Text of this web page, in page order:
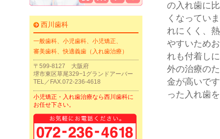
の入れ歯に
くなってい
れにくく、
やすいため
れも付着し
外の治療の
金が高いで
った入れ歯
西川歯科
一般歯科、小児歯科、小児矯正、
審美歯科、快適義歯（入れ歯治療）
〒599-8127 大阪府
堺市東区草尾329−1グランドアーバー
TEL／FAX.072-236-4618
小児矯正・入れ歯治療なら西川歯科に
お任せ下さい。